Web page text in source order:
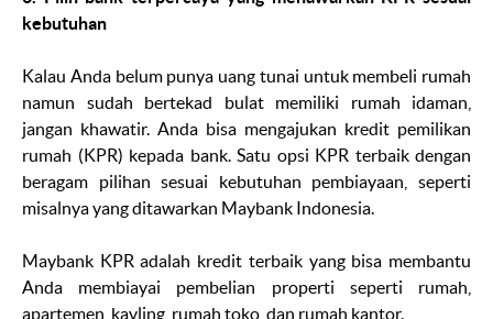
kebutuhan
Kalau Anda belum punya uang tunai untuk membeli rumah
namun sudah bertekad bulat memiliki rumah idaman,
jangan khawatir. Anda bisa mengajukan kredit pemilikan
rumah (KPR) kepada bank. Satu opsi KPR terbaik dengan
beragam pilihan sesuai kebutuhan pembiayaan, seperti
misalnya yang ditawarkan Maybank Indonesia.
Maybank KPR adalah kredit terbaik yang bisa membantu
Anda membiayai pembelian properti seperti rumah,
apartemen, kavling, rumah toko, dan rumah kantor.